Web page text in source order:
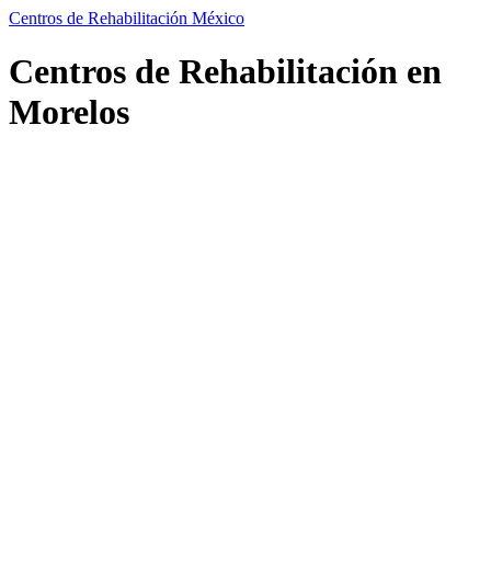
Centros de Rehabilitación México
Centros de Rehabilitación en
Morelos